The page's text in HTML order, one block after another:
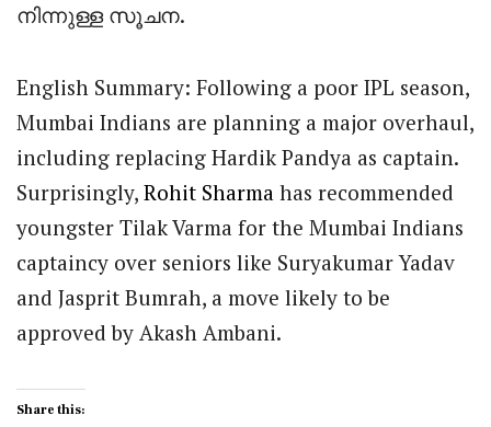
നിന്നുള്ള സൂചന.
English Summary: Following a poor IPL season,
Mumbai Indians are planning a major overhaul,
including replacing Hardik Pandya as captain.
Surprisingly, Rohit Sharma has recommended
youngster Tilak Varma for the Mumbai Indians
captaincy over seniors like Suryakumar Yadav
and Jasprit Bumrah, a move likely to be
approved by Akash Ambani.
Share this: